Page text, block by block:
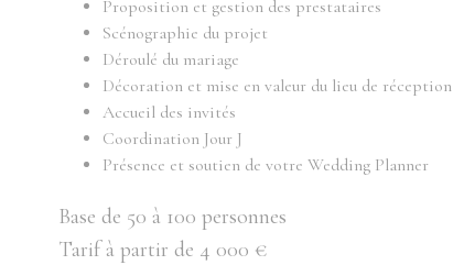
Proposition et gestion des prestataires
Scénographie du projet
Déroulé du mariage
Décoration et mise en valeur du lieu de réception
Accueil des invités
Coordination Jour J
Présence et soutien de votre Wedding Planner
Base de 50 à 100 personnes
Tarif à partir de 4 000 €